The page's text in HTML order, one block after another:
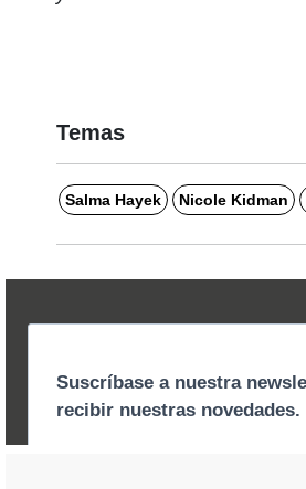
Temas
Salma Hayek Nicole Kidman